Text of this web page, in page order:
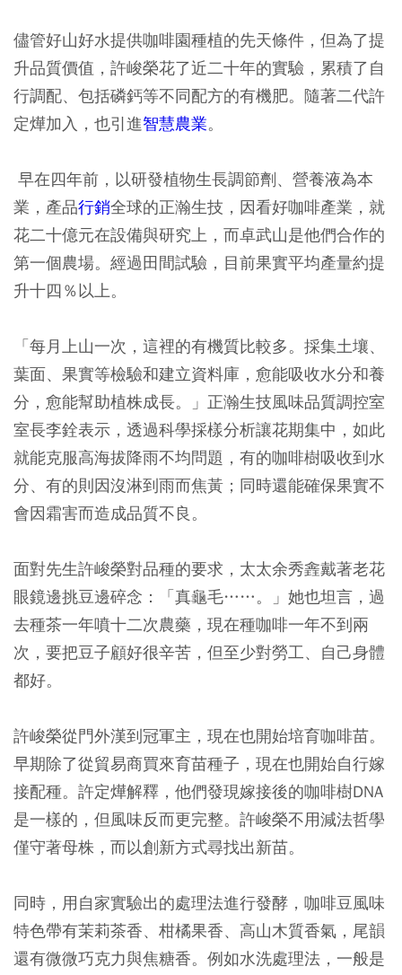
儘管好山好水提供咖啡園種植的先天條件，但為了提
升品質價值，許峻榮花了近二十年的實驗，累積了自
行調配、包括磷鈣等不同配方的有機肥。隨著二代許
定燁加入，也引進智慧農業。
早在四年前，以研發植物生長調節劑、營養液為本
業，產品行銷全球的正瀚生技，因看好咖啡產業，就
花二十億元在設備與研究上，而卓武山是他們合作的
第一個農場。經過田間試驗，目前果實平均產量約提
升十四％以上。
「每月上山一次，這裡的有機質比較多。採集土壤、
葉面、果實等檢驗和建立資料庫，愈能吸收水分和養
分，愈能幫助植株成長。」正瀚生技風味品質調控室
室長李銓表示，透過科學採樣分析讓花期集中，如此
就能克服高海拔降雨不均問題，有的咖啡樹吸收到水
分、有的則因沒淋到雨而焦黃；同時還能確保果實不
會因霜害而造成品質不良。
面對先生許峻榮對品種的要求，太太余秀錱戴著老花
眼鏡邊挑豆邊碎念：「真龜毛……。」她也坦言，過
去種茶一年噴十二次農藥，現在種咖啡一年不到兩
次，要把豆子顧好很辛苦，但至少對勞工、自己身體
都好。
許峻榮從門外漢到冠軍主，現在也開始培育咖啡苗。
早期除了從貿易商買來育苗種子，現在也開始自行嫁
接配種。許定燁解釋，他們發現嫁接後的咖啡樹DNA
是一樣的，但風味反而更完整。許峻榮不用減法哲學
僅守著母株，而以創新方式尋找出新苗。
同時，用自家實驗出的處理法進行發酵，咖啡豆風味
特色帶有茉莉茶香、柑橘果香、高山木質香氣，尾韻
還有微微巧克力與焦糖香。例如水洗處理法，一般是